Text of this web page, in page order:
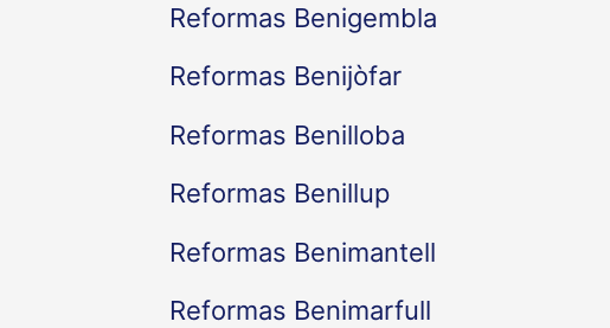
Reformas Benigembla
Reformas Benijòfar
Reformas Benilloba
Reformas Benillup
Reformas Benimantell
Reformas Benimarfull